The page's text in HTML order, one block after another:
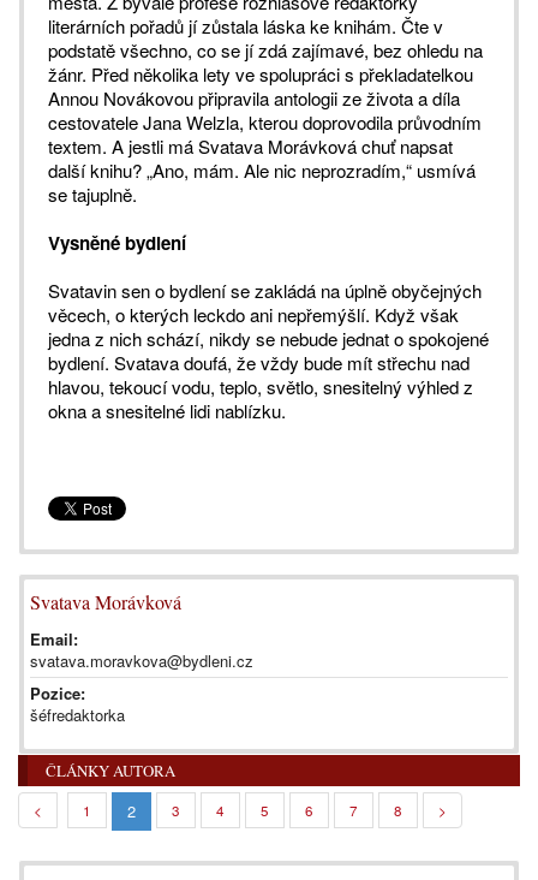
literárních pořadů jí zůstala láska ke knihám. Čte v
podstatě všechno, co se jí zdá zajímavé, bez ohledu na
žánr. Před několika lety ve spolupráci s překladatelkou
Annou Novákovou připravila antologii ze života a díla
cestovatele Jana Welzla, kterou doprovodila průvodním
textem. A jestli má Svatava Morávková chuť napsat
další knihu? „Ano, mám. Ale nic neprozradím,“ usmívá
se tajuplně.
Vysněné bydlení
Svatavin sen o bydlení se zakládá na úplně obyčejných
věcech, o kterých leckdo ani nepřemýšlí. Když však
jedna z nich schází, nikdy se nebude jednat o spokojené
bydlení. Svatava doufá, že vždy bude mít střechu nad
hlavou, tekoucí vodu, teplo, světlo, snesitelný výhled z
okna a snesitelné lidi nablízku.
Svatava Morávková
Email:
svatava.moravkova@bydleni.cz
Pozice:
šéfredaktorka
ČLÁNKY AUTORA
< 1 2 3 4 5 6 7 8 >